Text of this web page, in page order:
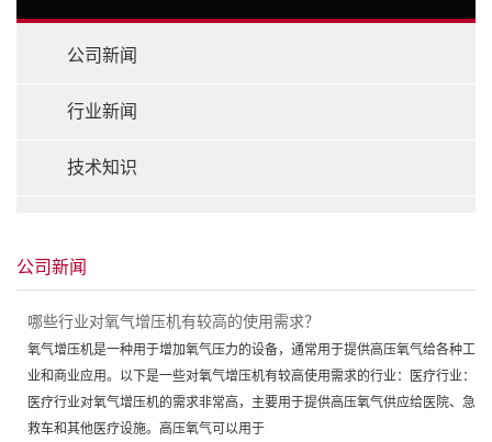
公司新闻
行业新闻
技术知识
公司新闻
哪些行业对氧气增压机有较高的使用需求？
氧气增压机是一种用于增加氧气压力的设备，通常用于提供高压氧气给各种工
业和商业应用。以下是一些对氧气增压机有较高使用需求的行业：医疗行业：
医疗行业对氧气增压机的需求非常高，主要用于提供高压氧气供应给医院、急
救车和其他医疗设施。高压氧气可以用于